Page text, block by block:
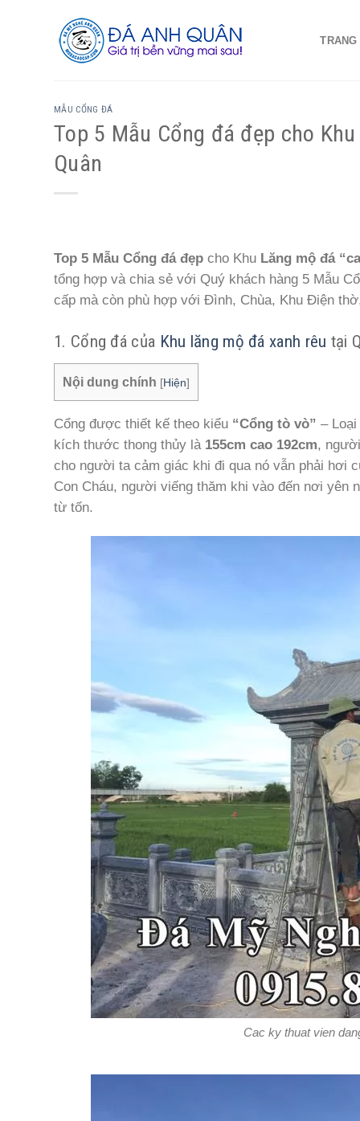
TRANG
MẪU CỔNG ĐÁ
Top 5 Mẫu Cổng đá đẹp cho
Quân
Top 5 Mẫu Cổng đá đẹp cho Khu Lăng mộ đá
tổng hợp và chia sẻ với Quý khách hàng 5 Mẫu
cấp mà còn phù hợp với Đình, Chùa, Khu Điện
1. Cổng đá của Khu lăng mộ đá xanh rêu tại
Nội dung chính [Hiện]
Cổng được thiết kế theo kiểu “Cổng tò vò” –
kích thước thong thủy là 155cm cao 192cm,
cho người ta cảm giác khi đi qua nó vẫn phải hơi
Con Cháu, người viếng thăm khi vào đến nơi yên
từ tốn.
Cac ky thuat vien